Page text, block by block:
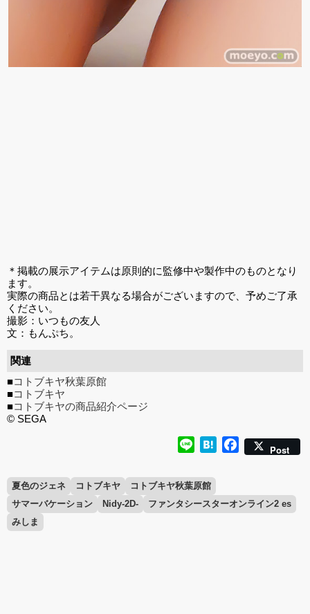
＊掲載の展示アイテムは原則的に監修中や製作中のものとなり
ます。
実際の商品とは若干異なる場合がございますので、予めご了承
ください。
撮影：いつもの友人
文：もんぷち。
関連
■コトブキヤ秋葉原館
■コトブキヤ
■コトブキヤの商品紹介ページ
© SEGA
Line HatenaFacebook
Post
夏色のジェネ コトブキヤ
コトブキヤ秋葉原館
サマーバケーション
Nidy-2D-
ファンタシースターオンライン2 es
みしま